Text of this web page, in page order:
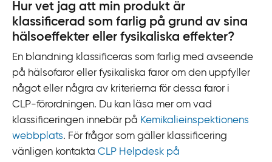
Hur vet jag att min produkt är
klassificerad som farlig på grund av sina
hälsoeffekter eller fysikaliska effekter?
En blandning klassificeras som farlig med avseende
på hälsofaror eller fysikaliska faror om den uppfyller
något eller några av kriterierna för dessa faror i
CLP-‍förordningen. Du kan läsa mer om vad
klassificeringen innebär på Kemikalieinspektionens
webbplats. För frågor som gäller klassificering
vänligen kontakta CLP Helpdesk på